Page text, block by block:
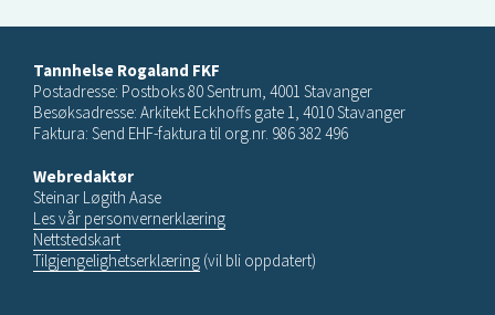
Tannhelse Rogaland FKF
Postadresse: Postboks 80 Sentrum, 4001 Stavanger
Besøksadresse: Arkitekt Eckhoffs gate 1, 4010 Stavanger
Faktura: Send EHF-faktura til org.nr. 986 382 496
Webredaktør
Steinar Løgith Aase
Les vår personvernerklæring
Nettstedskart
Tilgjengelighetserklæring (vil bli oppdatert)